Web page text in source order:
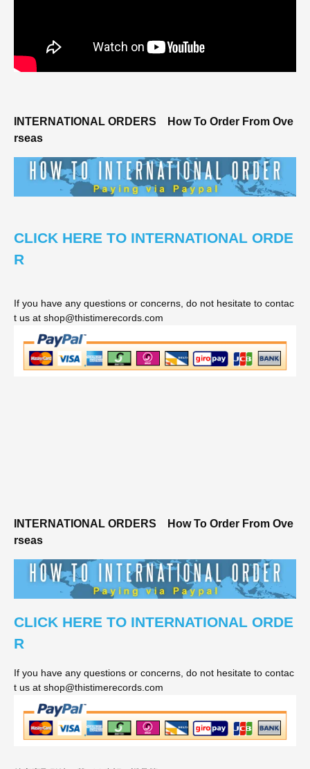
INTERNATIONAL ORDERS How To Order From Ove
rseas
CLICK HERE TO INTERNATIONAL ORDE
R
If you have any questions or concerns, do not hesitate to contac
t us at shop@thistimerecords.com
INTERNATIONAL ORDERS How To Order From Ove
rseas
CLICK HERE TO INTERNATIONAL ORDE
R
If you have any questions or concerns, do not hesitate to contac
t us at shop@thistimerecords.com